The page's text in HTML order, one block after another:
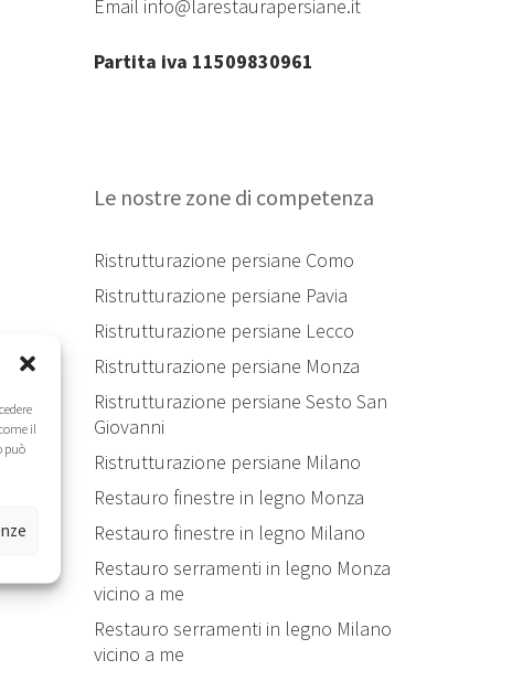
il
può
Email info@larestaurapersiane.it
Partita iva 11509830961
Le nostre zone di competenza
Ristrutturazione persiane Como
Ristrutturazione persiane Pavia
Ristrutturazione persiane Lecco
Ristrutturazione persiane Monza
Ristrutturazione persiane Sesto San
Giovanni
Ristrutturazione persiane Milano
Restauro finestre in legno Monza
Restauro finestre in legno Milano
Restauro serramenti in legno Monza
vicino a me
Restauro serramenti in legno Milano
vicino a me